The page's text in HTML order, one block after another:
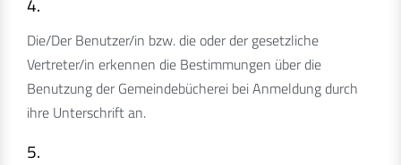
Die/Der Benutzer/in bzw. die oder der gesetzliche
Vertreter/in erkennen die Bestimmungen über die
Benutzung der Gemeindebücherei bei Anmeldung durch
ihre Unterschrift an.
5.